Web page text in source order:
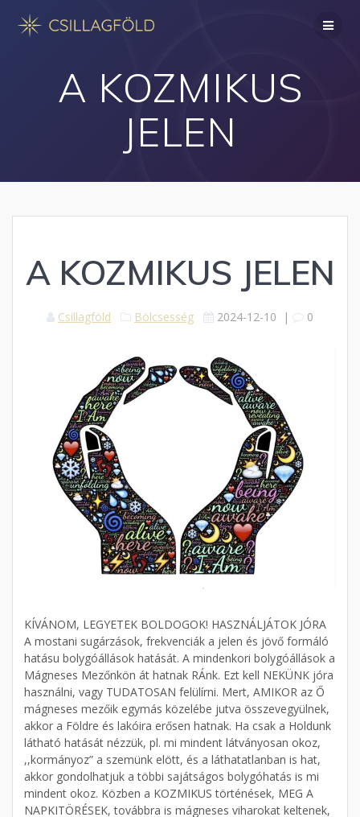
A KOZMIKUS
JELEN
A KOZMIKUS JELEN
Csillagföld Bölcsesség 2024-12-10 | 0
KÍVÁNOM, LEGYETEK BOLDOGOK! HASZNÁLJÁTOK JÓRA
A mostani sugárzások, frekvenciák a jelen és jövő formáló
hatásu bolygóállások hatását. A mindenkori bolygóállások a
Mágneses Mezőnkön át hatnak RÁnk. Ezt kell NEKÜNK jóra
használni, vagy TUDATOSAN felülírni. Mert, AMIKOR az Ő
mágneses mezőik egymás közelébe jutva összevegyülnek,
akkor a Földre és lakóira erősen hatnak. Ha csak a Holdunk
látható hatását nézzük, pl. mi mindent látványosan okoz,
,,kormányoz” a szemünk elött, és a láthatatlanban is hat,
akkor gondolhatjuk a többi sajátságos bolygóhatás is mi
mindent okoz. Közben a KOZMIKUS történések, MEG A
NAPKITÖRÉSEK, továbbra is mágneses viharokat keltenek,